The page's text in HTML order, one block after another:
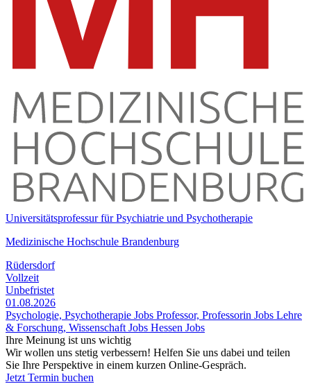
Universitätsprofessur für Psychiatrie und Psychotherapie
Medizinische Hochschule Brandenburg
Rüdersdorf
Vollzeit
Unbefristet
01.08.2026
Psychologie, Psychotherapie Jobs Professor, Professorin Jobs Lehre
& Forschung, Wissenschaft Jobs Hessen Jobs
Ihre Meinung ist uns wichtig
Wir wollen uns stetig verbessern! Helfen Sie uns dabei und teilen
Sie Ihre Perspektive in einem kurzen Online-Gespräch.
Jetzt Termin buchen